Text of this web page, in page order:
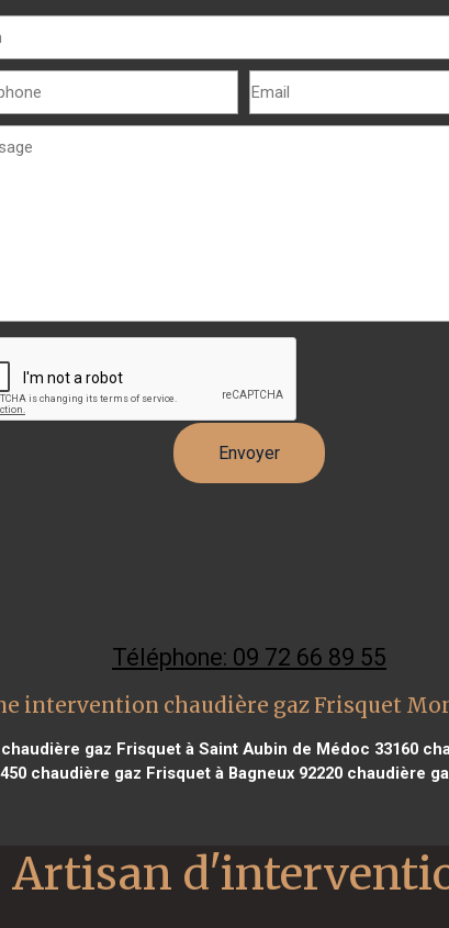
Téléphone: 09 72 66 89 55
intervention chaudière gaz Frisquet
chaudière gaz Frisquet à Saint Aubin de Médoc 33160
chaudière gaz Frisquet à Bagneux 92220 chaudière
Artisan